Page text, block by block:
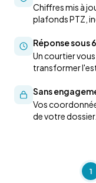
Chiffres mis à
plafonds PTZ,
Réponse sous
Un courtier
transformer
Sans
Vos
de votre dossier.
1